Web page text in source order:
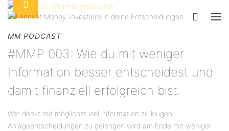
MM PODCAST
#MMP 003: Wie du mit weniger
Information besser entscheidest und
damit finanziell erfolgreich bist.
Wer denkt mit möglichst viel Information zu klugen
Anlageentscheidungen zu gelangen wird am Ende mit weniger